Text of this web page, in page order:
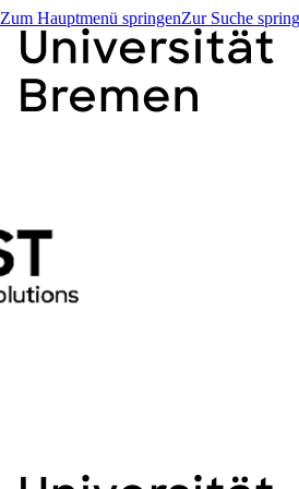
Zum Hauptmenü springenZur Suche